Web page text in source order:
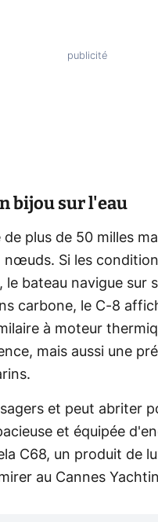
bijou sur l'eau
plus de 50 milles
nœuds. Si les
bateau navigue sur
carbone, le C-8
à moteur
mais aussi une
et peut abriter
et équipée
C68, un produit de
au Cannes